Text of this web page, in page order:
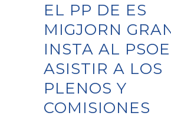
EL PP DE ES
MIGJORN
INSTA AL
ASISTIR A LOS
PLENOS Y
COMISIONES